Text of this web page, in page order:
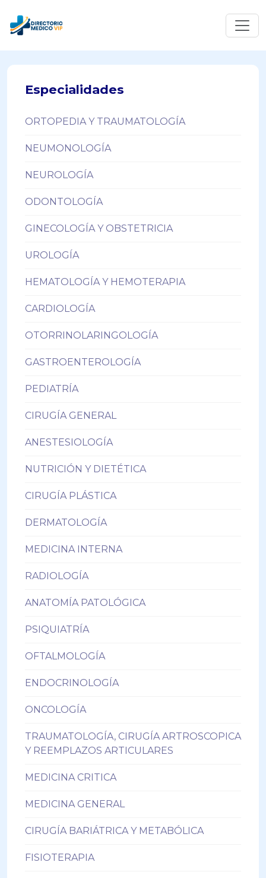
Especialidades
ORTOPEDIA Y TRAUMATOLOGÍA
NEUMONOLOGÍA
NEUROLOGÍA
ODONTOLOGÍA
GINECOLOGÍA Y OBSTETRICIA
UROLOGÍA
HEMATOLOGÍA Y HEMOTERAPIA
CARDIOLOGÍA
OTORRINOLARINGOLOGÍA
GASTROENTEROLOGÍA
PEDIATRÍA
CIRUGÍA GENERAL
ANESTESIOLOGÍA
NUTRICIÓN Y DIETÉTICA
CIRUGÍA PLÁSTICA
DERMATOLOGÍA
MEDICINA INTERNA
RADIOLOGÍA
ANATOMÍA PATOLÓGICA
PSIQUIATRÍA
OFTALMOLOGÍA
ENDOCRINOLOGÍA
ONCOLOGÍA
TRAUMATOLOGÍA, CIRUGÍA ARTROSCOPICA
Y REEMPLAZOS ARTICULARES
MEDICINA CRITICA
MEDICINA GENERAL
CIRUGÍA BARIÁTRICA Y METABÓLICA
FISIOTERAPIA